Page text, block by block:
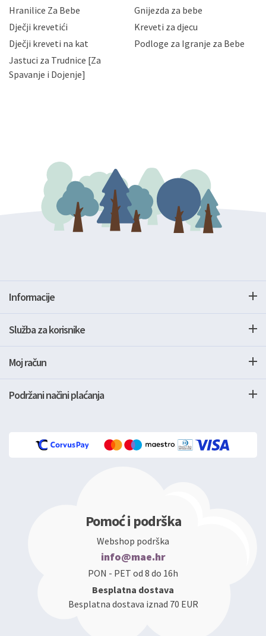
slučajevima koji su dozvoljeni zakonima. Napominjemo
da možete u svako doba, u potpunosti ili djelomice,
zatražiti prestanak aktivnosti obrade Vaših osobnih
podataka. Opoziv privole možete podnijeti poštom na
gore navedenu adresu ili e-mailom na adresu:
Hranilice Za Bebe
Gnijezda za bebe
Dječji krevetići
Kreveti za djecu
Dječji kreveti na kat
Podloge za Igranje za Bebe
Jastuci za Trudnice [Za
Spavanje i Dojenje]
Informacije
Služba za korisnike
Moj račun
Podržani načini plaćanja
Pomoć i podrška
Webshop podrška
info@mae.hr
PON - PET od 8 do 16h
Besplatna dostava
Besplatna dostava iznad 70 EUR